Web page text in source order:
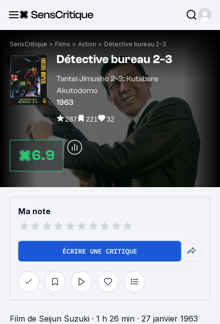
SensCritique > Films > Action > Détective bureau 2-3
Détective bureau 2-3
Tantei Jimusho 2-3: Kutabare
Akutodomo
1963
287 221 32
6.9
Ma note
ÉCRIRE UNE CRITIQUE
Film de Seijun Suzuki · 1 h 26 min · 27 janvier 1963